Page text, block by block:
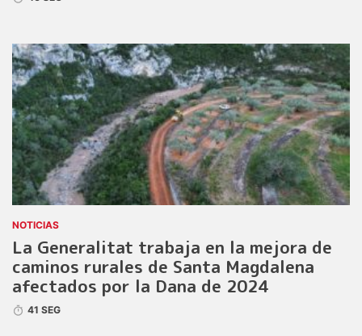
NOTICIAS
La Generalitat trabaja en la mejora de
caminos rurales de Santa Magdalena
afectados por la Dana de 2024
41 SEG